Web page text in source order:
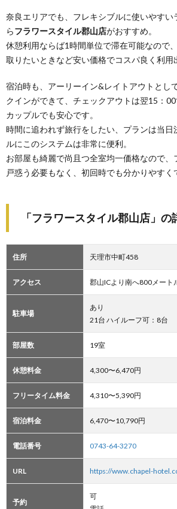
奈良エリアでも、フレキシブルに使いやすい
らフラワースタイル郡山店がおすすめ。
休憩利用ならば1時間単位で滞在可能なので
取りたいときなど安い価格でコスパ良く利用
宿泊時も、アーリーイン&レイトアウトとし
クインができて、チェックアウトは翌15：
カップルでも安心です。
時間に追われず旅行をしたい、プランは当日
ルにこのシステムは非常に便利。
お部屋も綺麗で尚且つ全室均一価格なので、
戸惑う必要もなく、初回時でも分かりやすく
「フラワースタイル郡山店」の
住所 天理市中町458
アクセス 郡山ICより南へ800メート
駐車場
あり
21台 ハイルーフ可：8台
部屋数 19室
休憩料金 4,300〜6,470円
フリータイム料金 4,310〜5,390円
宿泊料金 6,470〜10,790円
電話番号 0743-64-3270
URL https://www.chapel-
予約
可